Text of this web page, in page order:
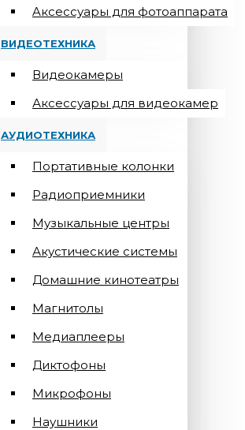
Aксессуары для фотоаппарата
ВИДЕОТЕХНИКА
Видеокамеры
Аксессуары для видеокамер
АУДИОТЕХНИКА
Портативные колонки
Радиоприемники
Музыкальные центры
Акустические системы
Домашние кинотеатры
Магнитолы
Медиаплееры
Диктофоны
Микрофоны
Наушники